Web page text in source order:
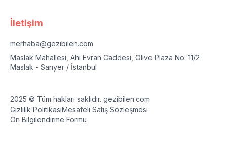
İletişim
merhaba@gezibilen.com
Maslak Mahallesi, Ahi Evran Caddesi, Olive Plaza No: 11/2
Maslak - Sarıyer / İstanbul
2025 © Tüm hakları saklıdır. gezibilen.com
Gizlilik PolitikasıMesafeli Satış Sözleşmesi
Ön Bilgilendirme Formu